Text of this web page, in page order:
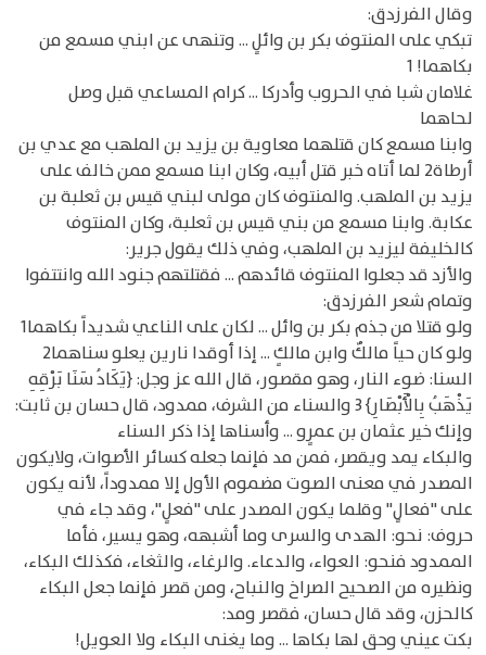
وقال الفرزدق:
تبكي على المنتوف بكر بن وائلٍ ... وتنهى عن ابني مسمع من
بكاهما! 1
غلامان شبا في الحروب وأدركا ... كرام المساعي قبل وصل
لحاهما
وابنا مسمع كان قتلهما معاوية بن يزيد بن الملهب مع عدي بن
أرطاة2 لما أتاه خبر قتل أبيه، وكان ابنا مسمع ممن خالف على
يزيد بن الملهب. والمنتوف كان مولى لبني قيس بن ثعلبة بن
عكابة. وابنا مسمع من بني قيس بن ثعلبة، وكان المنتوف
كالخليفة ليزيد بن الملهب، وفي ذلك يقول جرير:
والأزد قد جعلوا المنتوف قائدهم ... فقتلتهم جنود الله وانتتفوا
وتمام شعر الفرزدق:
ولو قتلا من جذم بكر بن وائل ... لكان على الناعي شديداً بكاهما1
ولو كان حياً مالكٌ وابن مالكٍ ... إذا أوقدا نارين يعلو سناهما2
السنا: ضوء النار، وهو مقصور، قال الله عز وجل: {يَكَادُ سَنَا بَرْقِهِ
يَذْهَبُ بِالْأَبْصَارِ} 3 والسناء من الشرف، ممدود، قال حسان بن ثابت:
وإنك خير عثمان بن عمرٍو ... وأسناها إذا ذكر السناء
والبكاء يمد ويقصر، فمن مد فإنما جعله كسائر الأصوات، ولايكون
المصدر في معنى الصوت مضموم الأول إلا ممدوداً، لأنه يكون
على "فعالٍ" وقلما يكون المصدر على "فعلٍ"، وقد جاء في
حروف: نحو: الهدى والسرى وما أشبهه، وهو يسير، فأما
الممدود فنحو: العواء، والدعاء. والرغاء، والثغاء، فكذلك البكاء،
ونظيره من الصحيح الصراخ والنباح، ومن قصر فإنما جعل البكاء
كالحزن، وقد قال حسان، فقصر ومد:
بكت عيني وحق لها بكاها ... وما يغنى البكاء ولا العويل!